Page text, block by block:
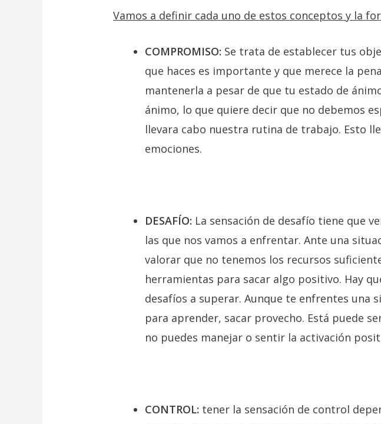
Vamos a definir cada uno de estos conceptos y la
COMPROMISO: Se trata de establecer tus
que haces es importante y que merece la
mantenerla a pesar de que tu estado de
ánimo, lo que quiere decir que no debemos
llevara cabo nuestra rutina de trabajo. Esto
emociones.
DESAFÍO: La sensación de desafío tiene que
las que nos vamos a enfrentar. Ante una
valorar que no tenemos los recursos
herramientas para sacar algo positivo. Hay
desafíos a superar. Aunque te enfrentes una
para aprender, sacar provecho. Está puede
no puedes manejar o sentir la activación
CONTROL: tener la sensación de control